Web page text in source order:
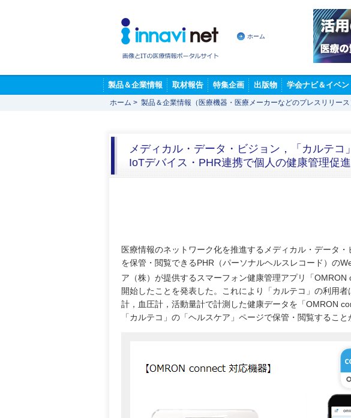
ホーム
製品＆企業情報 取材報告 特集企画 出版物 学会ナビ＆イベン
ホーム > 製品＆企業情報（医療機器・医療メーカーなどのプレスリリース
メディカル・データ・ビジョン，「カルテ
IoTデバイス・PHR連携で個人の健康管理促進
医療情報のネットワーク化を推進するメディカル・データ
を保管・閲覧できるPHR（パーソナルヘルスレコード）の
ア（株）が提供するスマーフォン健康管理アプリ「OMRON
開始したことを発表した。これにより「カルテコ」の利用
計，血圧計，活動量計で計測した健康データを「OMRON
「カルテコ」の「ヘルスケア」ページで保管・閲覧すること